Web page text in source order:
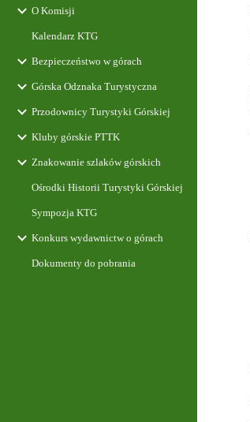
O Komisji
Kalendarz KTG
Bezpieczeństwo w górach
Górska Odznaka Turystyczna
Przodownicy Turystyki Górskiej
Kluby górskie PTTK
Znakowanie szlaków górskich
Ośrodki Historii Turystyki Górskiej
Sympozja KTG
Konkurs wydawnictw o górach
Dokumenty do pobrania